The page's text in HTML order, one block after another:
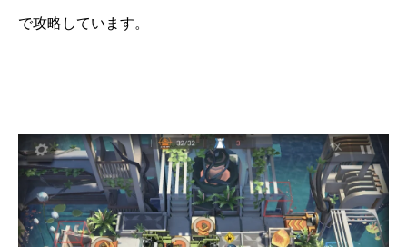
で攻略しています。